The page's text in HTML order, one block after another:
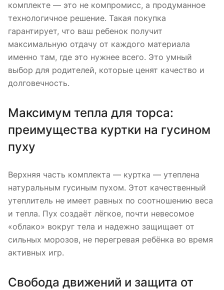
комплекте — это не компромисс, а продуманное
технологичное решение. Такая покупка
гарантирует, что ваш ребенок получит
максимальную отдачу от каждого материала
именно там, где это нужнее всего. Это умный
выбор для родителей, которые ценят качество и
долговечность.
Максимум тепла для торса:
преимущества куртки на гусином
пуху
Верхняя часть комплекта — куртка — утеплена
натуральным гусиным пухом. Этот качественный
утеплитель не имеет равных по соотношению веса
и тепла. Пух создаёт лёгкое, почти невесомое
«облако» вокруг тела и надежно защищает от
сильных морозов, не перегревая ребёнка во время
активных игр.
Свобода движений и защита от